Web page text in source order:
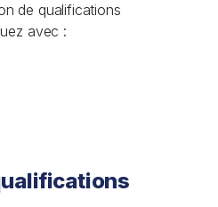
de qualifications
avec :